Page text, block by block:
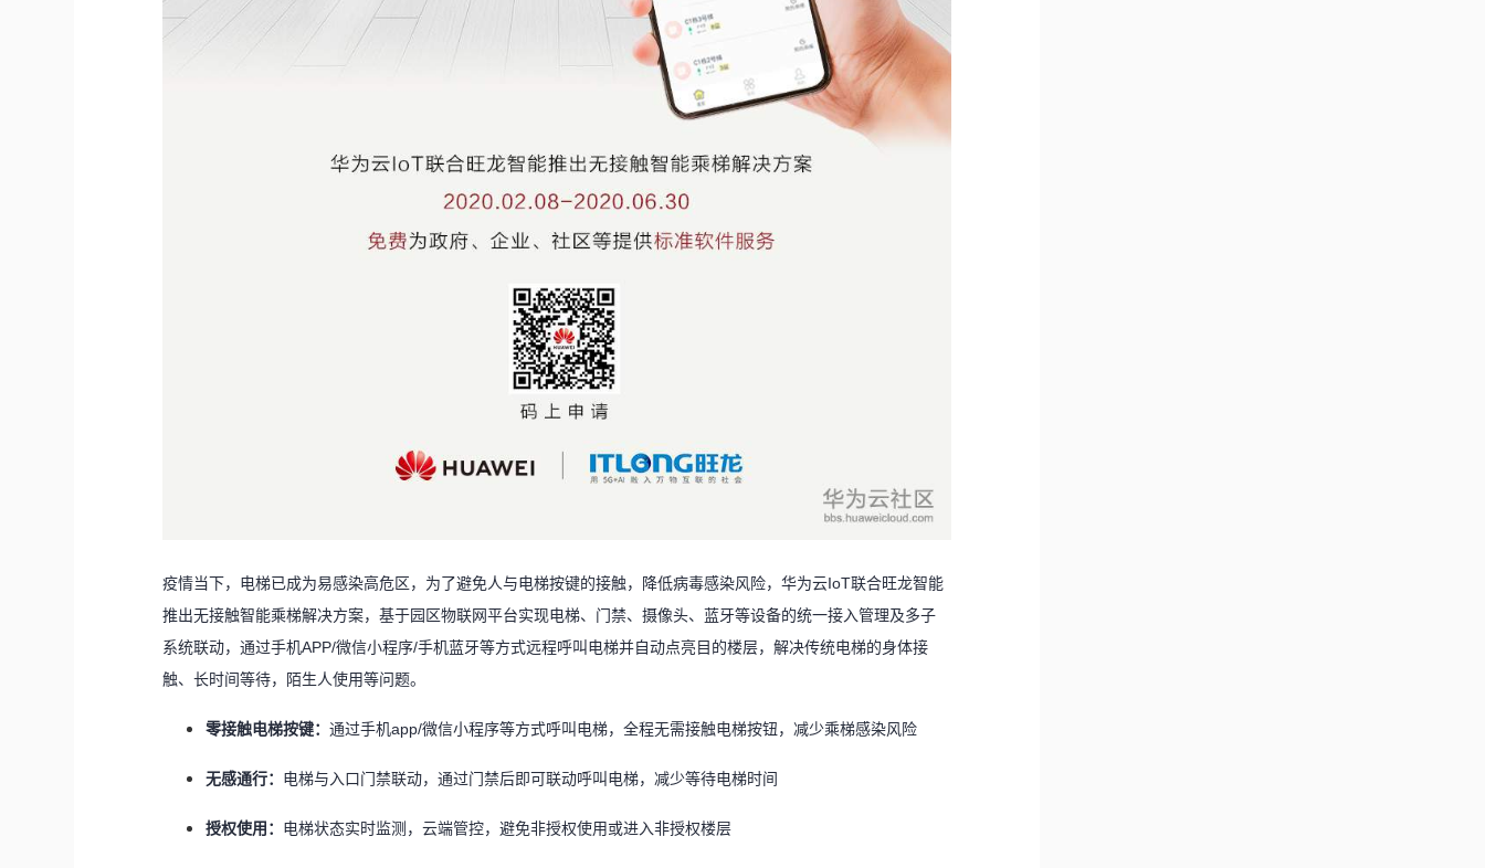
疫情当下，电梯已成为易感染高危区，为了避免人与电梯按键的接触，降低病毒感染风险，华为云IoT联合旺龙智能
推出无接触智能乘梯解决方案，基于园区物联网平台实现电梯、门禁、摄像头、蓝牙等设备的统一接入管理及多子
系统联动，通过手机APP/微信小程序/手机蓝牙等方式远程呼叫电梯并自动点亮目的楼层，解决传统电梯的身体接
触、长时间等待，陌生人使用等问题。
零接触电梯按键：通过手机app/微信小程序等方式呼叫电梯，全程无需接触电梯按钮，减少乘梯感染风险
无感通行： 电梯与入口门禁联动，通过门禁后即可联动呼叫电梯，减少等待电梯时间
授权使用： 电梯状态实时监测，云端管控，避免非授权使用或进入非授权楼层